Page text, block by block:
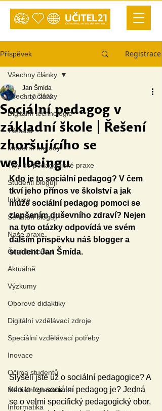
Příspěvek Registrace
Všechny články
Digitální technologie
Témata
Moderní metody
Tipy do pedagogické praxe
Studenti blogují
Inkluze
Senátoři blogují
Naše praxe
České školství
Aktuálně
Výzkumy
Oborové didaktiky
Digitální vzdělávací zdroje
Speciální vzdělávací potřeby
Inovace
Očima studentů
Mediální gramotnost
Informatika
Všechny články
Sociální pedagog v
základní škole | Řešení
zhoršujícího se
wellbeingu
Jan Šmída
3. 10. 2022
Kdo je to sociální pedagog? V čem
tkví jeho přínos ve školství a jak
může sociální pedagog pomoci se
zlepšením duševního zdraví? Nejen
na tyto otázky odpovídá ve svém
dalším příspěvku náš blogger a
student Jan Šmída.
Slyšeli jste už o sociální pedagogice? A
kdo to ten sociální pedagog je? Jedná
se o velmi specifický pedagogický obor,